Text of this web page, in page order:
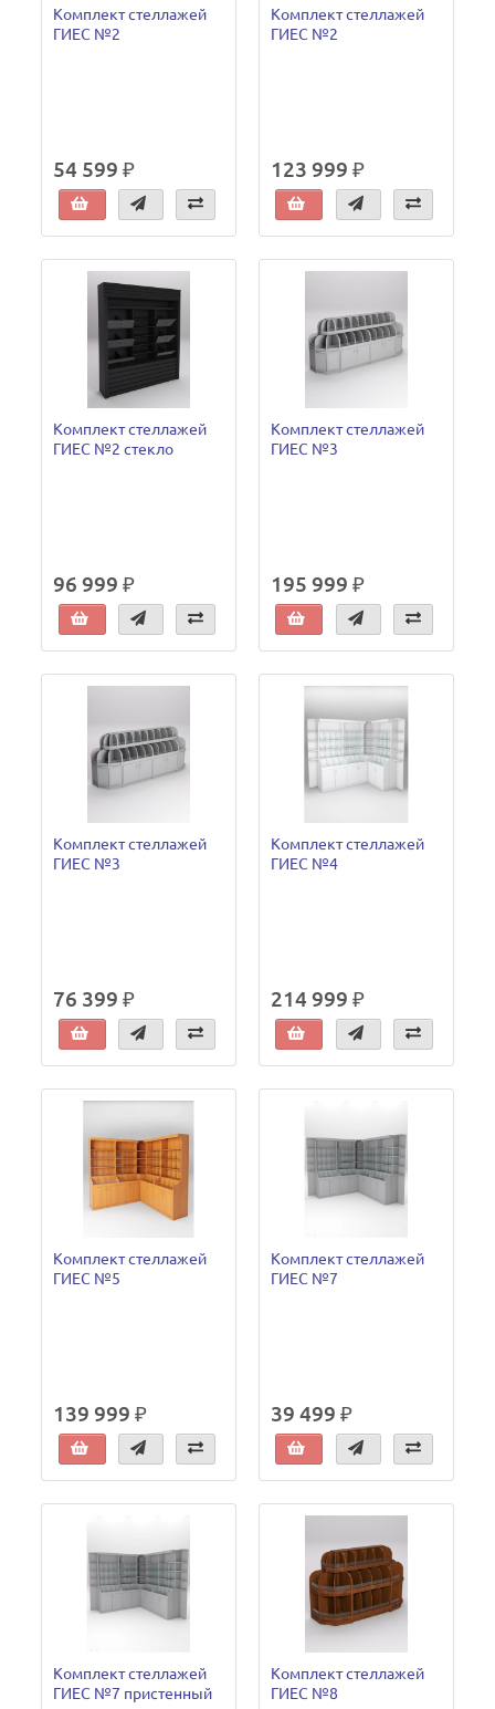
Комплект стеллажей
ГИЕС №2
54 599 ₽
Комплект стеллажей
ГИЕС №2
123 999 ₽
Комплект стеллажей
ГИЕС №2 стекло
96 999 ₽
Комплект стеллажей
ГИЕС №3
195 999 ₽
Комплект стеллажей
ГИЕС №3
76 399 ₽
Комплект стеллажей
ГИЕС №4
214 999 ₽
Комплект стеллажей
ГИЕС №5
139 999 ₽
Комплект стеллажей
ГИЕС №7
39 499 ₽
Комплект стеллажей
ГИЕС №7 пристенный
Комплект стеллажей
ГИЕС №8